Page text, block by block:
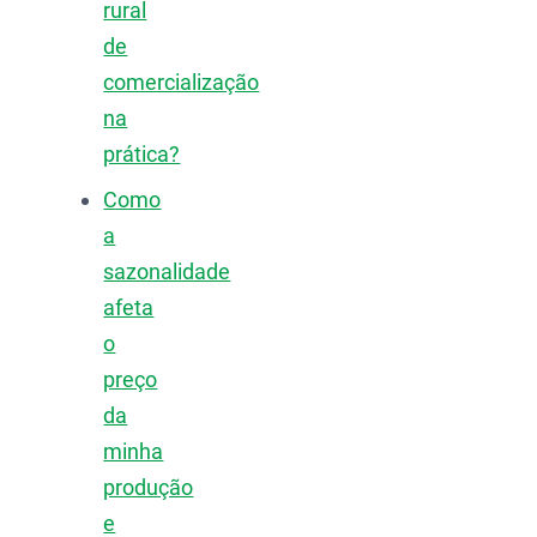
rural
de
comercialização
na
prática?
Como
a
sazonalidade
afeta
o
preço
da
minha
produção
e